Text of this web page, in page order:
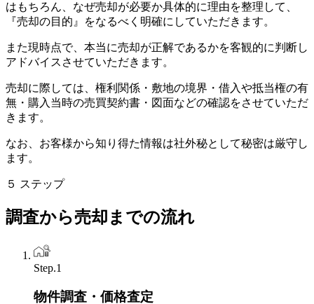
はもちろん、なぜ売却が必要か具体的に理由を整理して、
『売却の目的』をなるべく明確にしていただきます。
また現時点で、本当に売却が正解であるかを客観的に判断し
アドバイスさせていただきます。
売却に際しては、権利関係・敷地の境界・借入や抵当権の有
無・購入当時の売買契約書・図面などの確認をさせていただ
きます。
なお、お客様から知り得た情報は社外秘として秘密は厳守し
ます。
５ ステップ
調査から売却までの流れ
Step.1
物件調査・価格査定